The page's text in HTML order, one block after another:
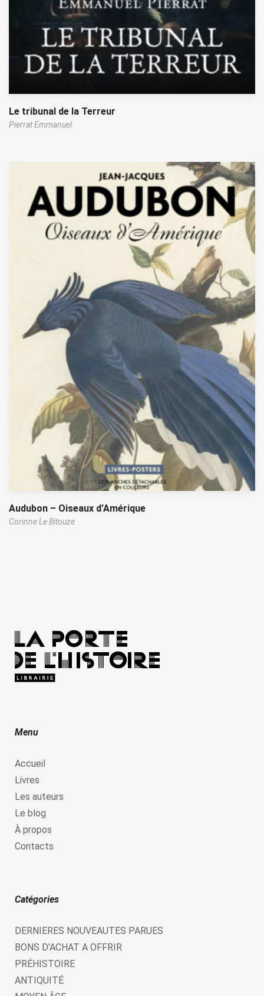
Le tribunal de la Terreur
Pierrat Emmanuel
Audubon – Oiseaux d’Amérique
Corinne Le Bitouze
Menu
Accueil
Livres
Les auteurs
Le blog
À propos
Contacts
Catégories
DERNIERES NOUVEAUTES PARUES
BONS D'ACHAT A OFFRIR
PRÉHISTOIRE
ANTIQUITÉ